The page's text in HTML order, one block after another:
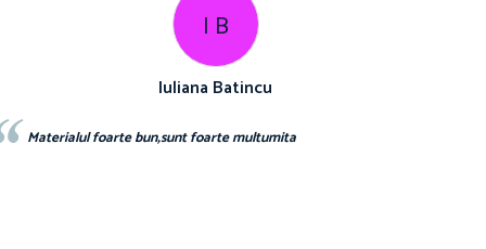
I B
Iuliana Batincu
Materialul foarte bun,sunt foarte multumita